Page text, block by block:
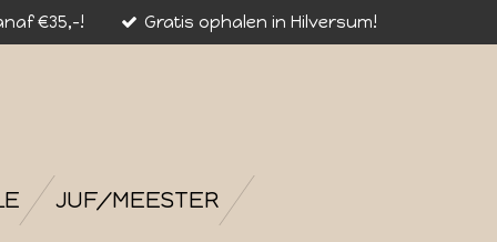
€35,-! Gratis ophalen in Hilversum!
JUF/MEESTER